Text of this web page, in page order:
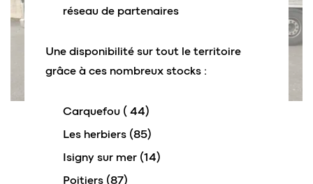
réseau de partenaires
Une disponibilité sur tout le territoire
grâce à ces nombreux stocks :
Carquefou ( 44)
Les herbiers (85)
Isigny sur mer (14)
Poitiers (87)